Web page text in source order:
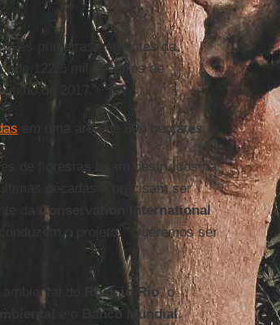
as primeiras sementes da
122,6 mil hectares de
de 2017.
em uma área de 800 hectares.
de florestas foram destruídos na
décadas e precisam ser
da Conservation International
o projeto. "Queremos ser
do Rock in Rio, o
Banco Mundial.